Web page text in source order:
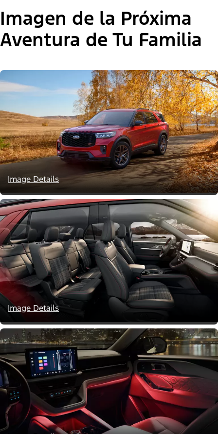
Imagen de la Próxima
Aventura de Tu Familia
Image Details
Image Details